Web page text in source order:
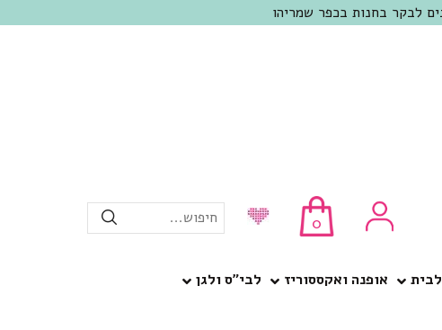
0 חיפוש...
לבית אופנה ואקססוריז
לבי”ס ולגן